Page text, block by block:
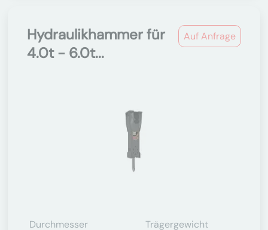
Auf Anfrage
Hydraulikhammer für
4.0t - 6.0t...
Durchmesser
Trägergewicht